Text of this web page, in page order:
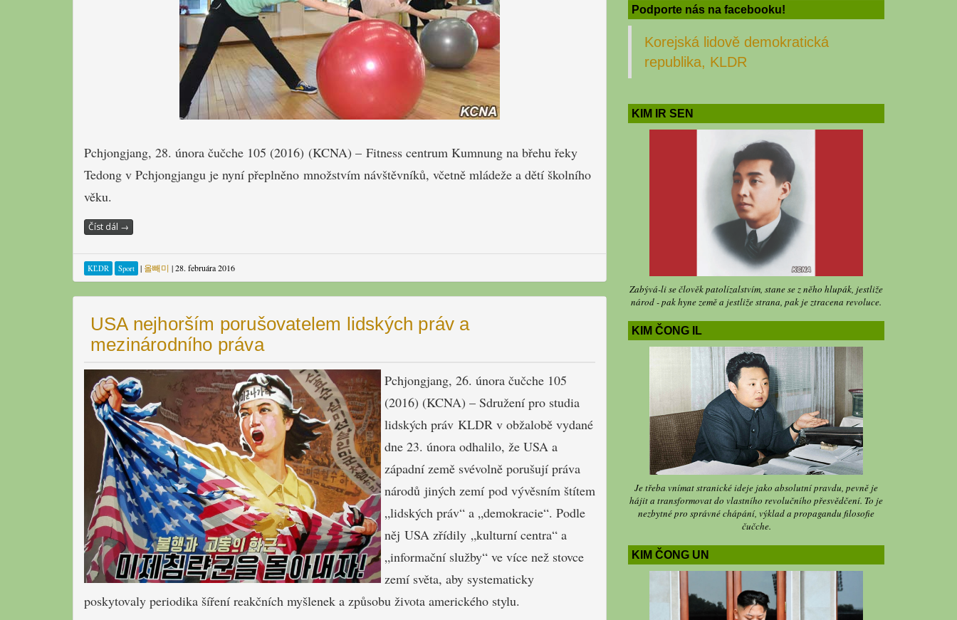
Pchjongjang, 28. února čučche 105 (2016) (KCNA) – Fitness centrum Kumnung na břehu řeky
Tedong v Pchjongjangu je nyní přeplněno množstvím návštěvníků, včetně mládeže a dětí školního
věku.
Číst dál →
KĽDR Sport | 올빼미 |28. februára 2016
USA nejhorším porušovatelem lidských práv a
mezinárodního práva
Pchjongjang, 26. února čučche 105
(2016) (KCNA) – Sdružení pro studia
lidských práv KLDR v obžalobě vydané
dne 23. února odhalilo, že USA a
západní země svévolně porušují práva
národů jiných zemí pod vývěsním štítem
„lidských práv“ a „demokracie“. Podle
něj USA zřídily „kulturní centra“ a
„informační služby“ ve více než stovce
zemí světa, aby systematicky
poskytovaly periodika šíření reakčních myšlenek a způsobu života amerického stylu.
Podporte nás na facebooku!
Korejská lidově demokratická
republika, KLDR
KIM IR SEN
Zabývá-li se člověk patolízalstvím, stane se z něho hlupák, jestliže
národ - pak hyne země a jestliže strana, pak je ztracena revoluce.
KIM ČONG IL
Je třeba vnímat stranické ideje jako absolutní pravdu, pevně je
hájit a transformovat do vlastního revolučního přesvědčení. To je
nezbytné pro správné chápání, výklad a propagandu filosofie
čučche.
KIM ČONG UN